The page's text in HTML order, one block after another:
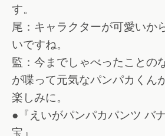
す。
尾：キャラクターが可愛いか
いですね。
監：今までしゃべったことの
が喋って元気なパンパカくん
楽しみに。
●『えいがパンパカパンツ バ
宝』